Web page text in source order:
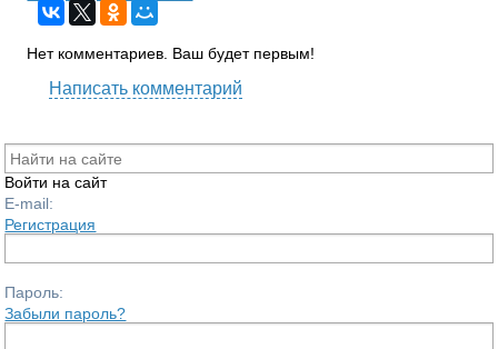
Нет комментариев. Ваш будет первым!
Написать комментарий
Войти на сайт
E-mail:
Регистрация
Пароль:
Забыли пароль?